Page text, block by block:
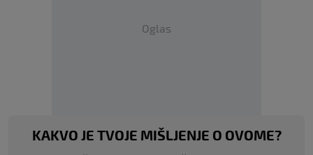
Oglas
KAKVO JE TVOJE MIŠLJENJE O OVOME?